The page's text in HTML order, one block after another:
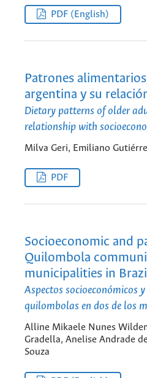
PDF (English)
Patrones
argentina y su
Dietary patterns of older
relationship with
Milva Geri, Emiliano
PDF
Socioeconomic and
Quilombola
municipalities in
Aspectos socioeconómicos
quilombolas en dos de los
Alline Mikaele Nunes
Gradella, Anelise Andrade
Souza